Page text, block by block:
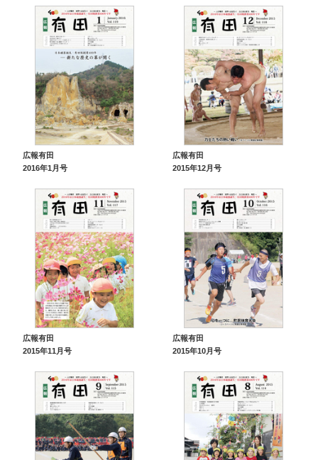
広報有田
2016年1月号
広報有田
2015年12月号
広報有田
2015年11月号
広報有田
2015年10月号